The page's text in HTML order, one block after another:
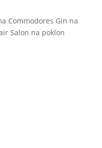
Commodores Gin na
Salon na poklon